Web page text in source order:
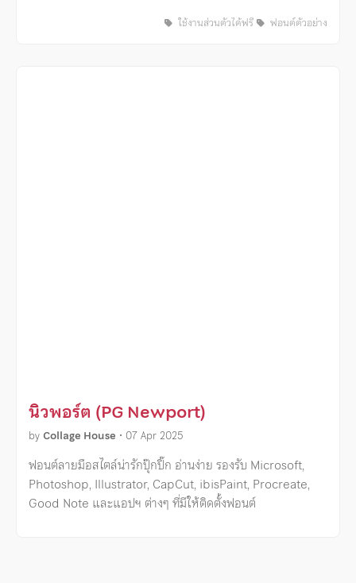
ใช้งานส่วนตัวได้ฟรี ฟอนต์ตัวอย่าง
นิวพอร์ต (PG Newport)
by Collage House • 07 Apr 2025
ฟอนต์ลายมือสไตล์น่ารักปุ๊กปิ๊ก อ่านง่าย รองรับ Microsoft,
Photoshop, Illustrator, CapCut, ibisPaint, Procreate,
Good Note และแอปฯ ต่างๆ ที่มีให้ติดตั้งฟอนต์